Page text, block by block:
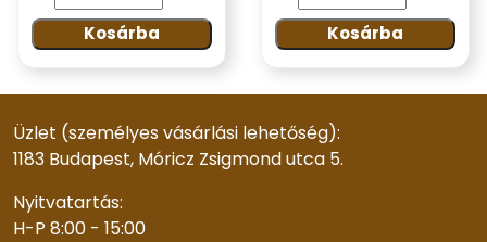
Kosárba Kosárba
Üzlet (személyes vásárlási lehetőség):
1183 Budapest, Móricz Zsigmond utca 5.
Nyitvatartás:
H-P 8:00 - 15:00